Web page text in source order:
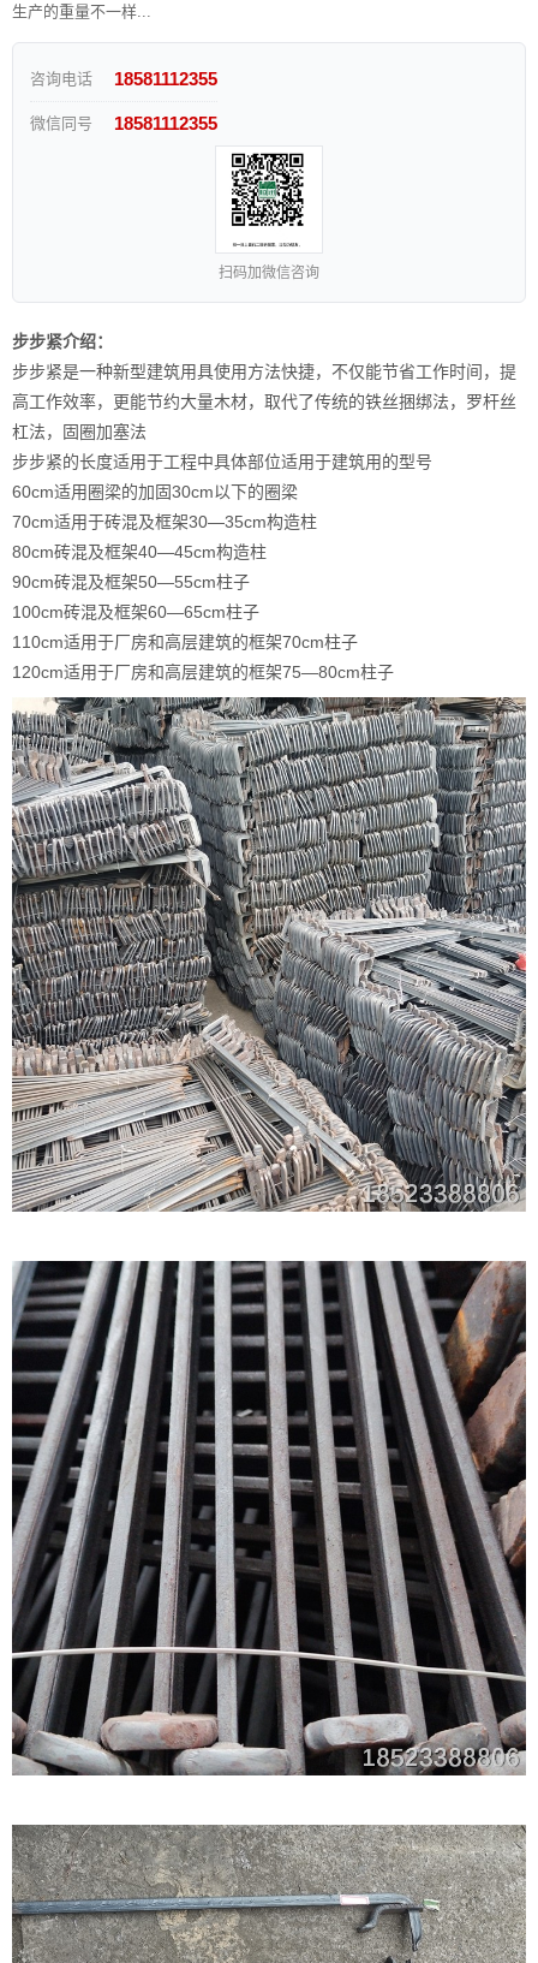
生产的重量不一样...
咨询电话 18581112355
微信同号 18581112355
扫码加微信咨询
步步紧介绍：
步步紧是一种新型建筑用具使用方法快捷，不仅能节省工作时间，提
高工作效率，更能节约大量木材，取代了传统的铁丝捆绑法，罗杆丝
杠法，固圈加塞法
步步紧的长度适用于工程中具体部位适用于建筑用的型号
60cm适用圈梁的加固30cm以下的圈梁
70cm适用于砖混及框架30—35cm构造柱
80cm砖混及框架40—45cm构造柱
90cm砖混及框架50—55cm柱子
100cm砖混及框架60—65cm柱子
110cm适用于厂房和高层建筑的框架70cm柱子
120cm适用于厂房和高层建筑的框架75—80cm柱子